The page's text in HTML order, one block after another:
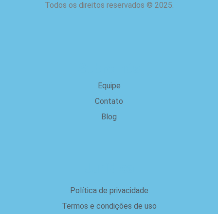
Todos os direitos reservados © 2025.
Equipe
Contato
Blog
Política de privacidade
Termos e condições de uso